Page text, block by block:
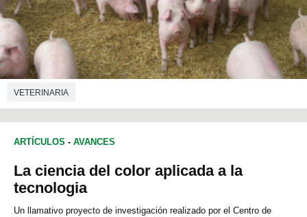
VETERINARIA
ARTÍCULOS - AVANCES
La ciencia del color aplicada a la
tecnologia
Un llamativo proyecto de investigación realizado por el Centro de